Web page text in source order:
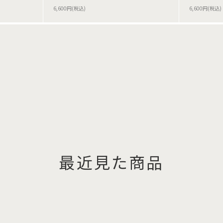
6,600円(税込) 6,600円(税込)
最近見た商品